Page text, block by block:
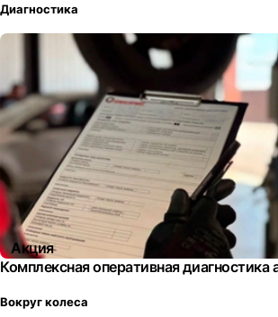
Диагностика
Акция
Комплексная оперативная диагностика
Вокруг колеса